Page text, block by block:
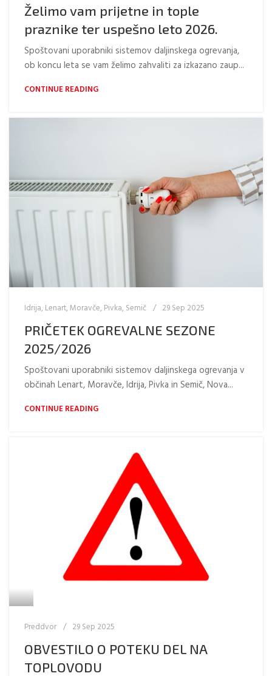
Želimo vam prijetne in tople
praznike ter uspešno leto 2026.
Spoštovani uporabniki sistemov daljinskega ogrevanja,
ob koncu leta se vam želimo zahvaliti za izkazano zaup...
CONTINUE READING
Idrija, Lenart,Moravče, Pivka, Semič 29 Sep 2025
PRIČETEK OGREVALNE SEZONE
2025/2026
Spoštovani uporabniki sistemov daljinskega ogrevanja v
občinah Lenart, Moravče, Idrija, Pivka in Semič, Nova...
CONTINUE READING
Preddvor 29 Sep 2025
OBVESTILO O POTEKU DEL NA
TOPLOVODU